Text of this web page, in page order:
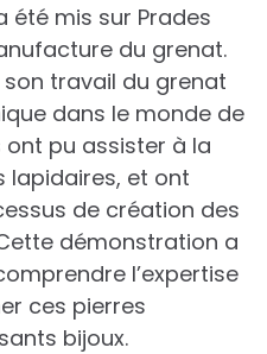
été mis sur Prades
du grenat.
travail du grenat
dans le monde de
ont pu assister à la
lapidaires, et ont
de création des
démonstration a
l’expertise
ces pierres
bijoux.